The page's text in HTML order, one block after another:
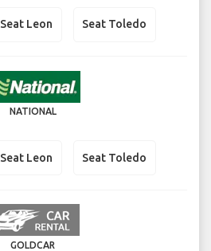
Seat Leon Seat Toledo
NATIONAL
Seat Leon Seat Toledo
GOLDCAR